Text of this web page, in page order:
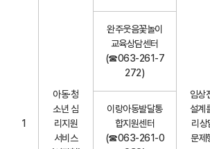
1
아동·청
소년 심
리지원
서비스
임상
설계
리상
문제
완주웃음꽃놀이
교육상담센터
(☎063-261-7
272)
이랑아동발달통
합지원센터
(☎063-261-0